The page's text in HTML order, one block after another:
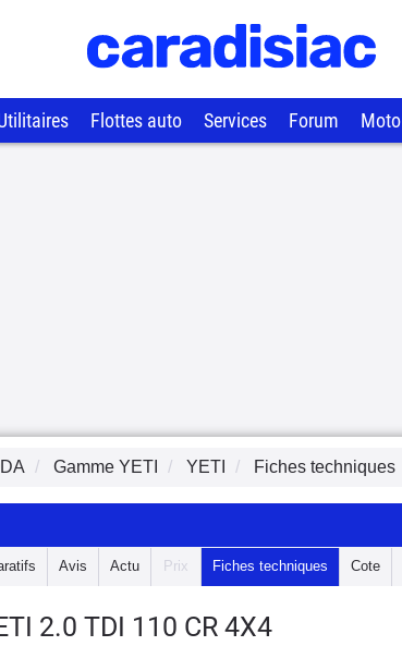
Flottes auto Services Forum Moto
Gamme YETI YETI Fiches techniques
Avis Actu Prix Fiches techniques Cote
2.0 TDI 110 CR 4X4